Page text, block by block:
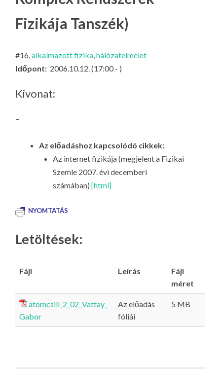
G
KI
Fizikája Tanszék)
#16,alkalmazott fizika,hálózatelmélet
Időpont: 2006.10.12. (17:00 - )
Kivonat:
–
Az előadáshoz kapcsolódó cikkek:
Az internet fizikája (megjelent a Fizikai
Szemle 2007. évi decemberi
számában) [html]
NYOMTATÁS
Letöltések:
Fájl Leírás
Fájl
méret
atomcsill_2_02_Vattay_
Gabor
Az előadás
fóliái
5 MB